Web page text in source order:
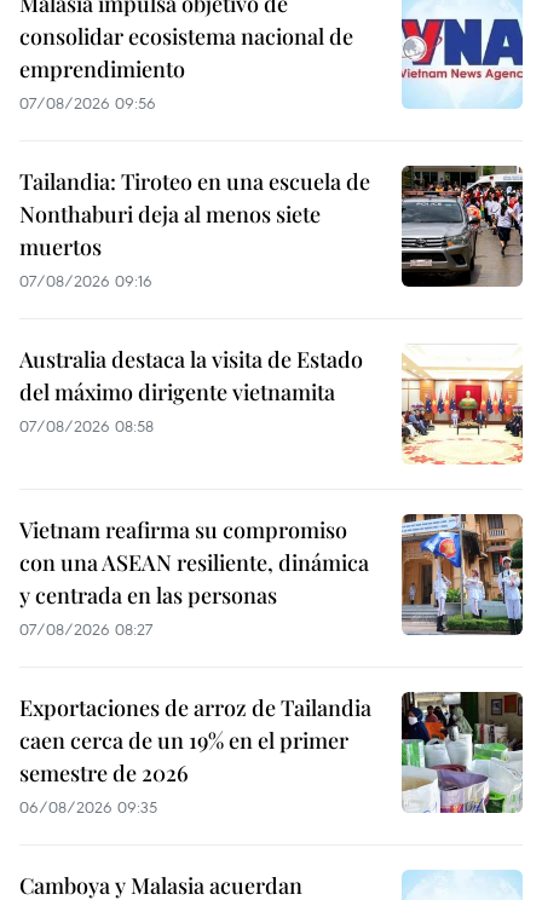
consolidar ecosistema nacional de
emprendimiento
07/08/2026 09:56
Tailandia: Tiroteo en una escuela de
Nonthaburi deja al menos siete
muertos
07/08/2026 09:16
Australia destaca la visita de Estado
del máximo dirigente vietnamita
07/08/2026 08:58
Vietnam reafirma su compromiso
con una ASEAN resiliente, dinámica
y centrada en las personas
07/08/2026 08:27
Exportaciones de arroz de Tailandia
caen cerca de un 19% en el primer
semestre de 2026
06/08/2026 09:35
Camboya y Malasia acuerdan